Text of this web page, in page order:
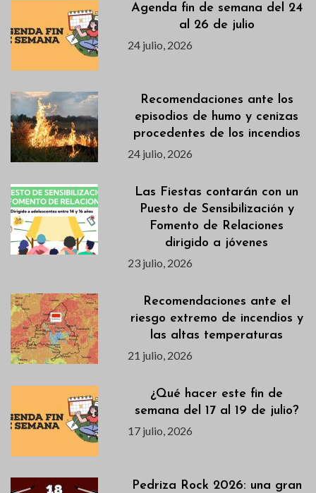
Agenda fin de semana del 24
al 26 de julio
24 julio, 2026
Recomendaciones ante los
episodios de humo y cenizas
procedentes de los incendios
24 julio, 2026
Las Fiestas contarán con un
Puesto de Sensibilización y
Fomento de Relaciones
dirigido a jóvenes
23 julio, 2026
Recomendaciones ante el
riesgo extremo de incendios y
las altas temperaturas
21 julio, 2026
¿Qué hacer este fin de
semana del 17 al 19 de julio?
17 julio, 2026
Pedriza Rock 2026: una gran